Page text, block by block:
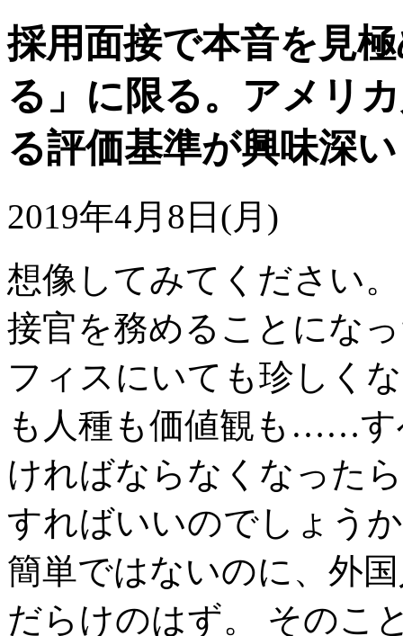
採用面接で本音を見
る」に限る。アメリ
る評価基準が興味深い
2019年4月8日(月)
想像してみてください
接官を務めることにな
フィスにいても珍しく
も人種も価値観も……す
ければならなくなった
すればいいのでしょう
簡単ではないのに、外
だらけのはず。 そのこ